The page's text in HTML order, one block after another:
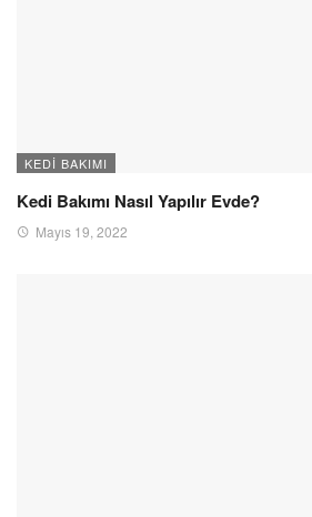
KEDI BAKIMI
Kedi Bakımı Nasıl Yapılır Evde?
Mayıs 19, 2022